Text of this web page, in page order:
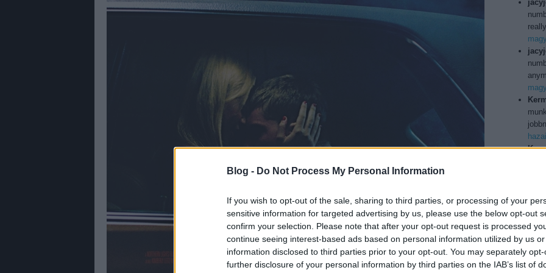
Blog - Do Not Process My Personal Information
If you wish to opt-out of the sale, sharing to third parties, or processing of your
sensitive information for targeted advertising by us, please use the below opt-out
confirm your selection. Please note that after your opt-out request is processed
continue seeing interest-based ads based on personal information utilized by us
information disclosed to third parties prior to your opt-out. You may separately
further disclosure of your personal information by third parties on the IAB’s list of
bd